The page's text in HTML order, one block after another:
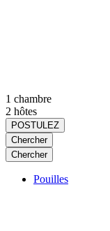
1 chambre
2 hôtes
POSTULEZ
Chercher
Chercher
Pouilles